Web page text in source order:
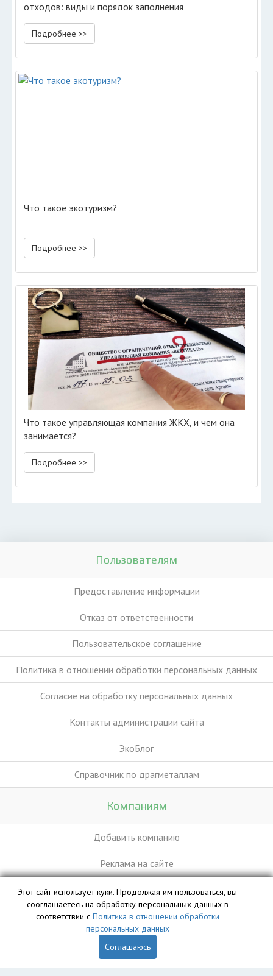
отходов: виды и порядок заполнения
Подробнее >>
Что такое экотуризм?
Подробнее >>
Что такое управляющая компания ЖКХ, и чем она
занимается?
Подробнее >>
Пользователям
Предоставление информации
Отказ от ответственности
Пользовательское соглашение
Политика в отношении обработки персональных данных
Согласие на обработку персональных данных
Контакты администрации сайта
ЭкоБлог
Справочник по драгметаллам
Компаниям
Добавить компанию
Реклама на сайте
База данных сайта vyvoz.org является интеллектуальной
собственностью ООО «Профит» и охраняется законом.
Этот сайт использует куки. Продолжая им пользоваться, вы
сооглашаетесь на обработку персональных данных в
соответствии с Политика в отношении обработки
персональных данных
Соглашаюсь